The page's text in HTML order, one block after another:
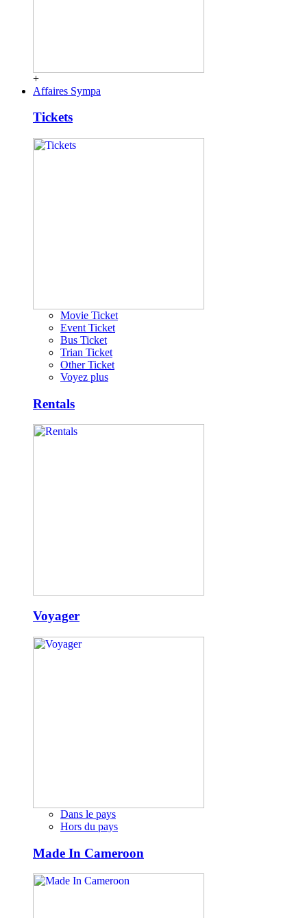
+
Affaires Sympa
Tickets
Movie Ticket
Event Ticket
Bus Ticket
Trian Ticket
Other Ticket
Voyez plus
Rentals
Voyager
Dans le pays
Hors du pays
Made In Cameroon